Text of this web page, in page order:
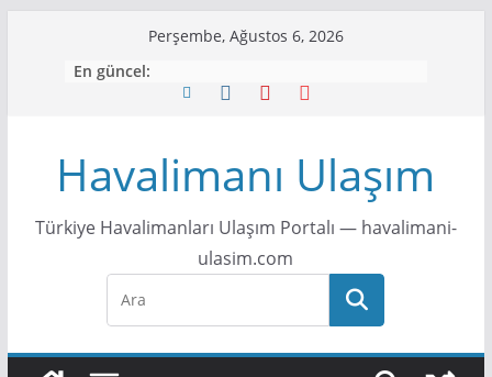
n
Perşembe, Ağustos 6, 2026
En güncel:
Havalimanı Ulaşım
Türkiye Havalimanları Ulaşım Portalı — havalimani-
ulasim.com